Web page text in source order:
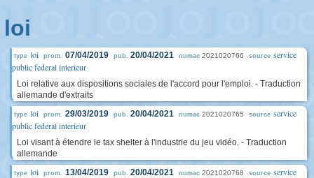
loi
type loi prom. 07/04/2019 pub. 20/04/2021 numac 2021020766 source service
public federal interieur
Loi relative aux dispositions sociales de l'accord pour l'emploi. - Traduction
allemande d'extraits
type loi prom. 29/03/2019 pub. 20/04/2021 numac 2021020765 source service
public federal interieur
Loi visant à étendre le tax shelter à l'industrie du jeu vidéo. - Traduction
allemande
type loi prom. 13/04/2019 pub. 20/04/2021 numac 2021020768 source service